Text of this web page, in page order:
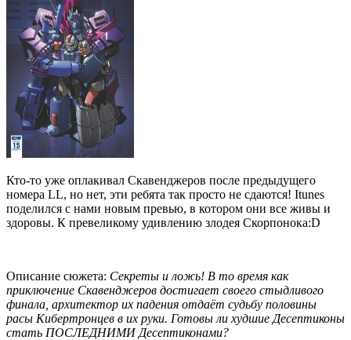
Кто-то уже оплакивал Скавенджеров после предыдущего
номера LL, но нет, эти ребята так просто не сдаются! Itunes
поделился с нами новым превью, в котором они все живы и
здоровы. К превеликому удивлению злодея Скорпонока:D
Описание сюжета: Секреты и ложь! В то время как
приключение Скавенджеров достигает своего стыдливого
финала, архитектор их падения отдаёт судьбу половины
расы Кибертронцев в их руки. Готовы ли худшие Десептиконы
стать ПОСЛЕДНИМИ Десептиконами?